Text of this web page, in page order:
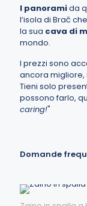
I panoramida
l’isola di Brač
la sua cava di
mondo.
I prezzi sono
ancora migliore,
Tieni solo
possono farlo,
caring!"
Domande